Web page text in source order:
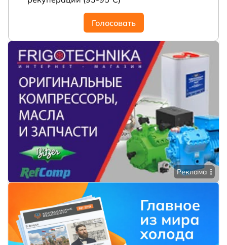
Голосовать
Реклама